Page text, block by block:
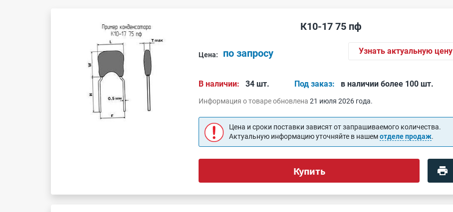
К10-17 75 пф
Цена: по запросу Узнать актуальную цену
В наличии: 34 шт. Под заказ: в наличии более 100 шт.
Информация о товаре обновлена21 июля 2026 года.
Цена и сроки поставки зависят от запрашиваемого количества.
Актуальную информацию уточняйте в нашемотделе продаж.
Купить